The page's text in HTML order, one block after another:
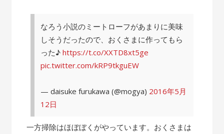
なろう小説のミートローフがあまりに美味
しそうだったので、おくさまに作ってもら
った♪https://t.co/XXTD8xt5ge
pic.twitter.com/kRP9tkguEW
— daisuke furukawa (@mogya) 2016年5月
12日
一方掃除はほぼぼくがやっています。おくさまは